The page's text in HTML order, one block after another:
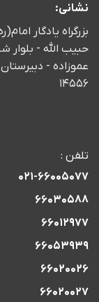
نشانی:
بزرگراه يادگار
حبیب الله -
14556
تلفن :
021-66005077
66030588
66012977
66053939
66020026
66020027